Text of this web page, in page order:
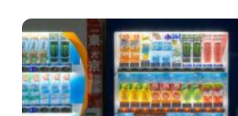
fungerar ...